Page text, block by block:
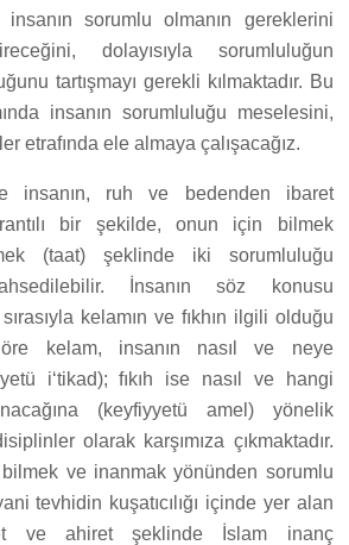
insanın sorumlu olmanın gereklerini
dolayısıyla sorumluluğun
tartışmayı gerekli kılmaktadır. Bu
insanın sorumluluğu meselesini,
etrafında ele almaya çalışacağız.
insanın, ruh ve bedenden ibaret
bir şekilde, onun için bilmek
(taat) şeklinde iki sorumluluğu
İnsanın söz konusu
kelamın ve fıkhın ilgili olduğu
kelam, insanın nasıl ve neye
i‘tikad); fıkıh ise nasıl ve hangi
(keyfiyyetü amel) yönelik
olarak karşımıza çıkmaktadır.
ve inanmak yönünden sorumlu
tevhidin kuşatıcılığı içinde yer alan
ve ahiret şeklinde İslam inanç